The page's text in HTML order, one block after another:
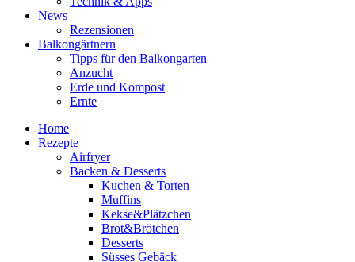
News
Rezensionen
Balkongärtnern
Tipps für den Balkongarten
Anzucht
Erde und Kompost
Ernte
Home
Rezepte
Airfryer
Backen & Desserts
Kuchen & Torten
Muffins
Kekse&Plätzchen
Brot&Brötchen
Desserts
Süsses Gebäck